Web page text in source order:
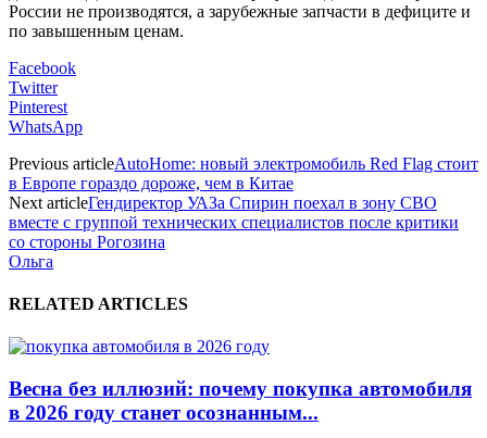
России не производятся, а зарубежные запчасти в дефиците и
по завышенным ценам.
Facebook
Twitter
Pinterest
WhatsApp
Previous articleAutoHome: новый электромобиль Red Flag стоит
в Европе гораздо дороже, чем в Китае
Next articleГендиректор УАЗа Спирин поехал в зону СВО
вместе с группой технических специалистов после критики
со стороны Рогозина
Ольга
RELATED ARTICLES
Весна без иллюзий: почему покупка автомобиля
в 2026 году станет осознанным...